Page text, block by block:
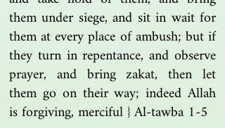
them under siege, and sit in wait for
them at every place of ambush; but if
they turn in repentance, and observe
prayer, and bring zakat, then let
them go on their way; indeed Allah
is forgiving, merciful } Al-tawba 1-5